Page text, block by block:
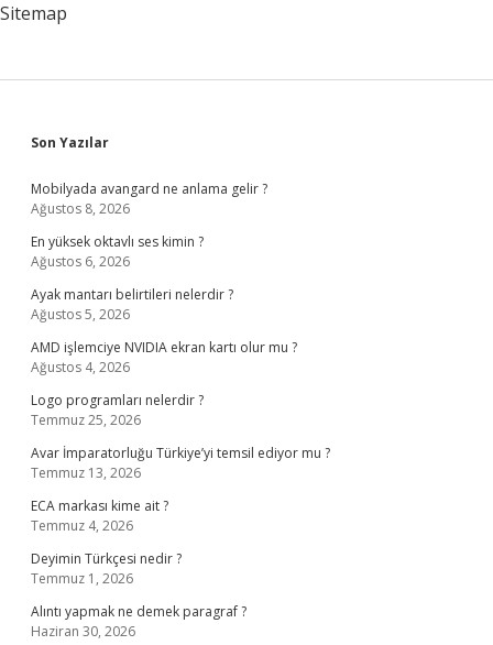
Sitemap
Sidebar
Son Yazılar
Mobilyada avangard ne anlama gelir ?
Ağustos 8, 2026
En yüksek oktavlı ses kimin ?
Ağustos 6, 2026
Ayak mantarı belirtileri nelerdir ?
Ağustos 5, 2026
AMD işlemciye NVIDIA ekran kartı olur mu ?
Ağustos 4, 2026
Logo programları nelerdir ?
Temmuz 25, 2026
Avar İmparatorluğu Türkiye’yi temsil ediyor mu ?
Temmuz 13, 2026
ECA markası kime ait ?
Temmuz 4, 2026
Deyimin Türkçesi nedir ?
Temmuz 1, 2026
Alıntı yapmak ne demek paragraf ?
Haziran 30, 2026